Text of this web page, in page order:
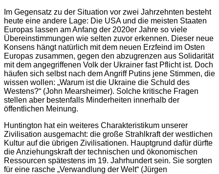
Im Gegensatz zu der Situation vor zwei Jahrzehnten besteht
heute eine andere Lage: Die USA und die meisten Staaten
Europas lassen am Anfang der 2020er Jahre so viele
Übereinstimmungen wie selten zuvor erkennen. Dieser neue
Konsens hängt natürlich mit dem neuen Erzfeind im Osten
Europas zusammen, gegen den abzugrenzen aus Solidarität
mit dem angegriffenen Volk der Ukrainer fast Pflicht ist. Doch
häufen sich selbst nach dem Angriff Putins jene Stimmen, die
wissen wollen: „Warum ist die Ukraine die Schuld des
Westens?“ (John Mearsheimer). Solche kritische Fragen
stellen aber bestenfalls Minderheiten innerhalb der
öffentlichen Meinung.
Huntington hat ein weiteres Charakteristikum unserer
Zivilisation ausgemacht: die große Strahlkraft der westlichen
Kultur auf die übrigen Zivilisationen. Hauptgrund dafür dürfte
die Anziehungskraft der technischen und ökonomischen
Ressourcen spätestens im 19. Jahrhundert sein. Sie sorgten
für eine rasche „Verwandlung der Welt“ (Jürgen